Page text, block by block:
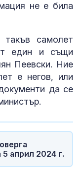
не е била
самолет
един и същи
Пеевски. Ние
е негов, или
да се
април 2024 г.